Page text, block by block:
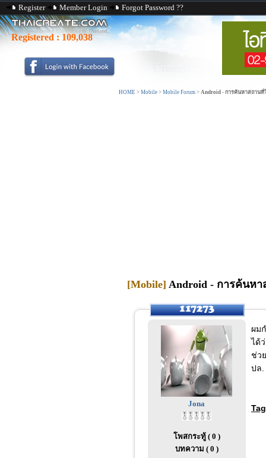
Register Member Login Forgot Password ??
Registered : 109,038
HOME > Mobile > Mobile Forum > Android - การค้นหาสถานที่
[Mobile] Android - การค้นห
Jona
โพสกระทู้ ( 0 )
บทความ ( 0 )
ผม
ได้
ช่ว
ปล.
Tag